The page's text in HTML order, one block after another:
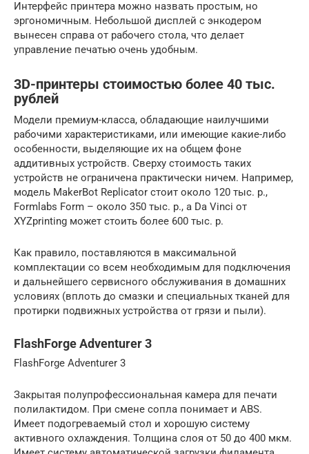
Интерфейс принтера можно назвать простым, но
эргономичным. Небольшой дисплей с энкодером
вынесен справа от рабочего стола, что делает
управление печатью очень удобным.
3D-принтеры стоимостью более 40 тыс.
рублей
Модели премиум-класса, обладающие наилучшими
рабочими характеристиками, или имеющие какие-либо
особенности, выделяющие их на общем фоне
аддитивных устройств. Сверху стоимость таких
устройств не ограничена практически ничем. Например,
модель MakerBot Replicator стоит около 120 тыс. р.,
Formlabs Form – около 350 тыс. р., а Da Vinci от
XYZprinting может стоить более 600 тыс. р.
Как правило, поставляются в максимальной
комплектации со всем необходимым для подключения
и дальнейшего сервисного обслуживания в домашних
условиях (вплоть до смазки и специальных тканей для
протирки подвижных устройства от грязи и пыли).
FlashForge Adventurer 3
FlashForge Adventurer 3
Закрытая полупрофессиональная камера для печати
полилактидом. При смене сопла понимает и ABS.
Имеет подогреваемый стол и хорошую систему
активного охлаждения. Толщина слоя от 50 до 400 мкм.